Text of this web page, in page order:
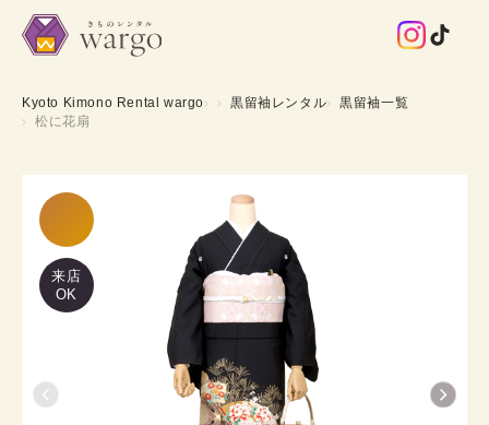
Kyoto Kimono Rental wargo 黒留袖レンタル
黒留袖一覧
松に花扇
来店
OK